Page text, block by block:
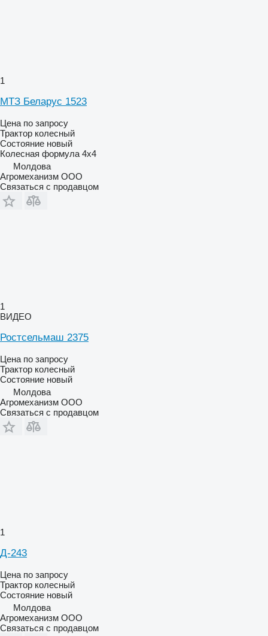
1
МТЗ Беларус 1523
Цена по запросу
Трактор колесный
Состояние новый
Колесная формула 4x4
Молдова
Агромеханизм ООО
Связаться с продавцом
1
ВИДЕО
Ростсельмаш 2375
Цена по запросу
Трактор колесный
Состояние новый
Молдова
Агромеханизм ООО
Связаться с продавцом
1
Д-243
Цена по запросу
Трактор колесный
Состояние новый
Молдова
Агромеханизм ООО
Связаться с продавцом